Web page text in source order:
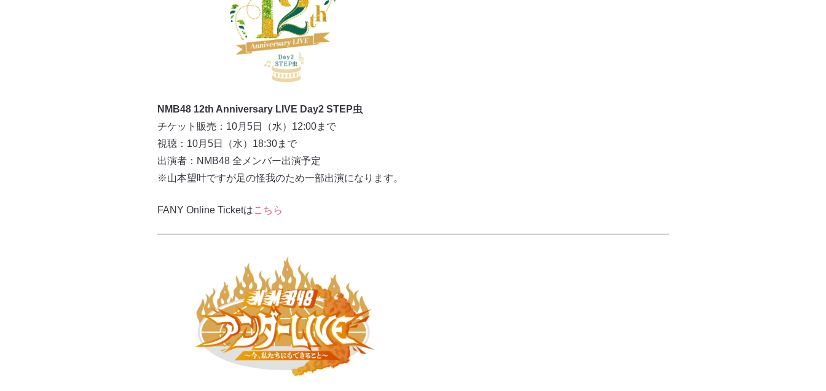
NMB48 12th Anniversary LIVE Day2 STEP虫
チケット販売：10月5日（水）12:00まで
視聴：10月5日（水）18:30まで
出演者：NMB48 全メンバー出演予定
※山本望叶ですが足の怪我のため一部出演になります。
FANY Online Ticketはこちら